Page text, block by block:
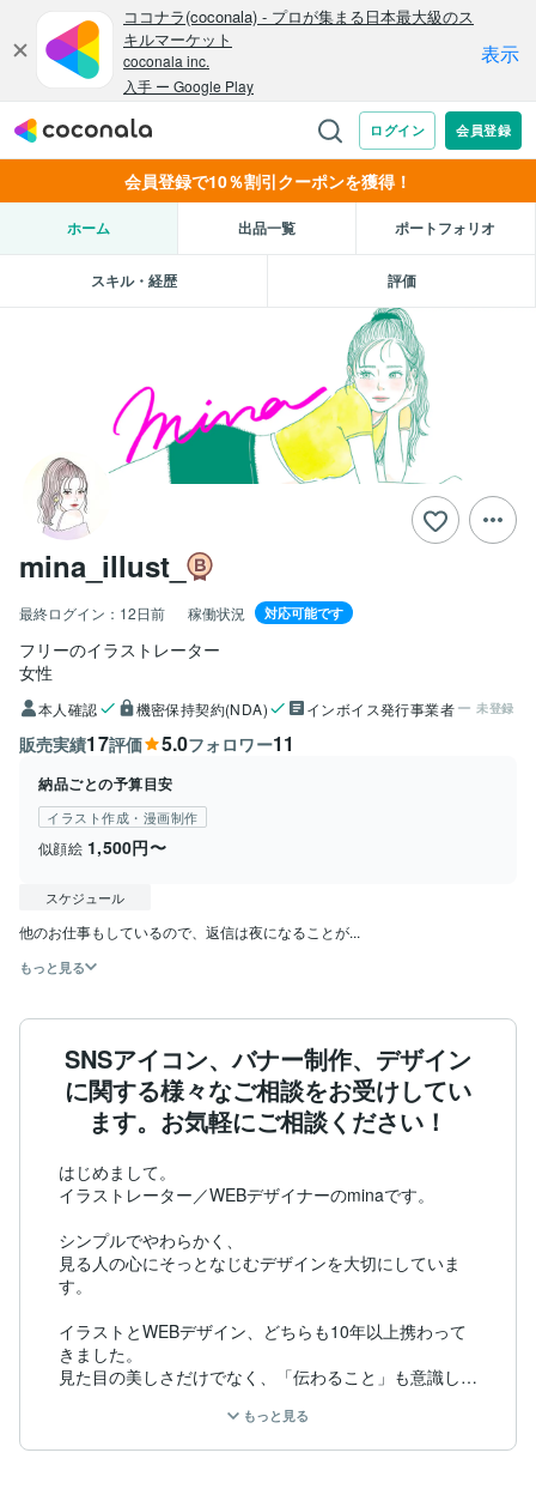
会員登録で10％割引クーポンを獲得！
ホーム 出品一覧 ポートフォリオ
スキル・経歴 評価
mina_illust_
最終ログイン： 12日前 稼働状況 対応可能です
フリーのイラストレーター
女性
本人確認 機密保持契約(NDA) インボイス発行事業者 未登録
販売実績17評価 5.0フォロワー11
納品ごとの予算目安
イラスト作成・漫画制作
似顔絵 1,500円〜
スケジュール
他のお仕事もしているので、返信は夜になることが...
もっと見る
SNSアイコン、バナー制作、デザイン
に関する様々なご相談をお受けしてい
ます。お気軽にご相談ください！
はじめまして。
イラストレーター／WEBデザイナーのminaです。
シンプルでやわらかく、
見る人の心にそっとなじむデザインを大切にしていま
す。
イラストとWEBデザイン、どちらも10年以上携わって
きました。
見た目の美しさだけでなく、「伝わること」も意識した
■ イラスト実績
もっと見る